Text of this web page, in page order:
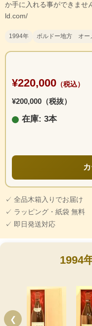
か手に入れる事ができま
ld.com/
1994年 ボルドー地方 オー
¥220,000 （税込）
¥200,000（税抜）
在庫: 3本
✓ 全品木箱入りでお届け
✓ ラッピング・紙袋 無料
✓ 即日発送対応
1994
❮